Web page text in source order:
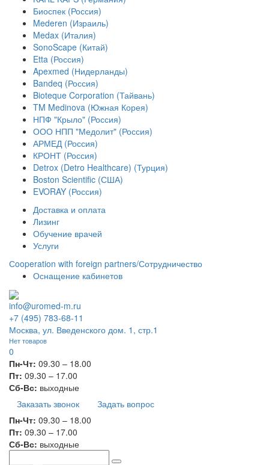
Биоспек (Россия)
Mederen (Израиль)
Medax (Италия)
SonoScape (Китай)
Etta (Россия)
Apexmed (Нидерланды)
Bandeq (Россия)
Bioteque Corporation (Тайвань)
TM Medinova (Южная Корея)
НПФ "Крыло" (Россия)
ООО НПП "Медолит" (Россия)
АРМЕД (Россия)
КРОНТ (Россия)
Detrox (Detro Healthcare) (Турция)
Boston Scientific (США)
EVORAY (Россия)
Доставка и оплата
Лизинг
Обучение врачей
Услуги
Сooperation with foreign partners/Сотрудничество
Оснащение кабинетов
info@uromed-m.ru
+7 (495) 783-68-11
Москва, ул. Введенского дом. 1, стр.1
Нет товаров
0
Пн-Чт: 09.30 – 18.00
Пт: 09.30 – 17.00
Сб-Вс: выходные
Заказать звонок
Задать вопрос
Пн-Чт: 09.30 – 18.00
Пт: 09.30 – 17.00
Сб-Вс: выходные